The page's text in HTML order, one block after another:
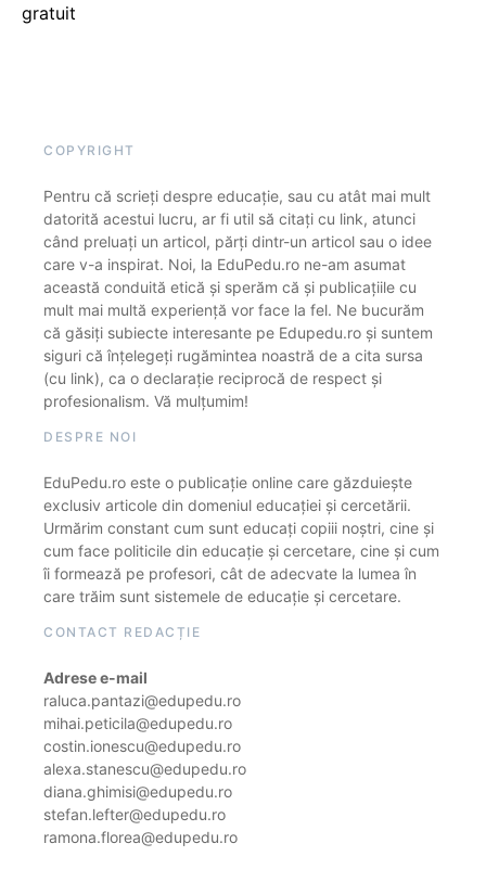
gratuit
COPYRIGHT
Pentru că scrieți despre educație, sau cu atât mai mult
datorită acestui lucru, ar fi util să citați cu link, atunci
când preluați un articol, părți dintr-un articol sau o idee
care v-a inspirat. Noi, la EduPedu.ro ne-am asumat
această conduită etică și sperăm că și publicațiile cu
mult mai multă experiență vor face la fel. Ne bucurăm
că găsiți subiecte interesante pe Edupedu.ro și suntem
siguri că înțelegeți rugămintea noastră de a cita sursa
(cu link), ca o declarație reciprocă de respect și
profesionalism. Vă mulțumim!
DESPRE NOI
EduPedu.ro este o publicație online care găzduiește
exclusiv articole din domeniul educației și cercetării.
Urmărim constant cum sunt educați copiii noștri, cine și
cum face politicile din educație și cercetare, cine și cum
îi formează pe profesori, cât de adecvate la lumea în
care trăim sunt sistemele de educație și cercetare.
CONTACT REDACȚIE
Adrese e-mail
raluca.pantazi@edupedu.ro
mihai.peticila@edupedu.ro
costin.ionescu@edupedu.ro
alexa.stanescu@edupedu.ro
diana.ghimisi@edupedu.ro
stefan.lefter@edupedu.ro
ramona.florea@edupedu.ro